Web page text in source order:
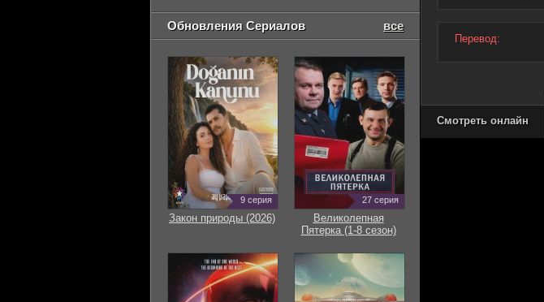
Перевод:
Смотреть онлайн
Обновления Сериалов все
9 серия
Закон природы (2026)
27 серия
Великолепная
Пятерка (1-8 сезон)